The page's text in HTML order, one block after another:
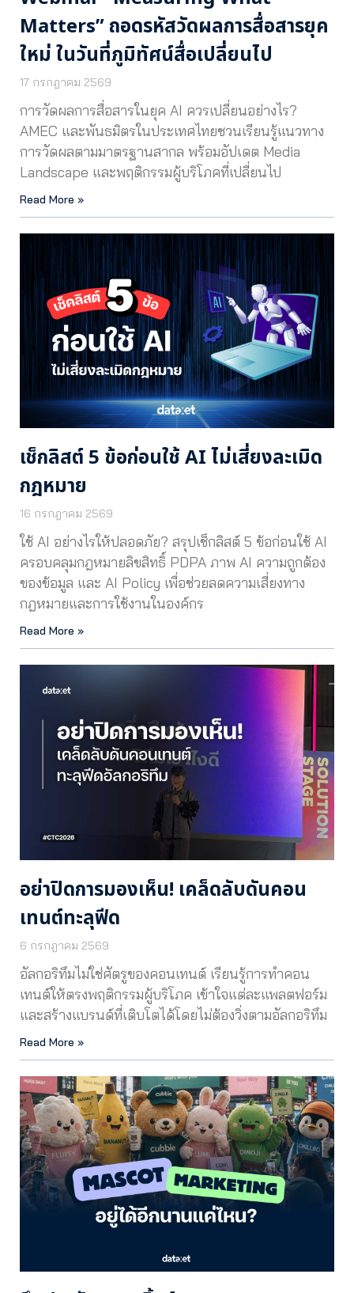
Matters” ถอดรหัสวัดผลการสื่อสารยุค
ใหม่ ในวันที่ภูมิทัศน์สื่อเปลี่ยนไป
17 กรกฎาคม 2569
การวัดผลการสื่อสารในยุค AI ควรเปลี่ยนอย่างไร?
AMEC และพันธมิตรในประเทศไทยชวนเรียนรู้แนวทาง
การวัดผลตามมาตรฐานสากล พร้อมอัปเดต Media
Landscape และพฤติกรรมผู้บริโภคที่เปลี่ยนไป
Read More »
เช็กลิสต์ 5 ข้อก่อนใช้ AI ไม่เสี่ยงละเมิด
กฎหมาย
16 กรกฎาคม 2569
ใช้ AI อย่างไรให้ปลอดภัย? สรุปเช็กลิสต์ 5 ข้อก่อนใช้ AI
ครอบคลุมกฎหมายลิขสิทธิ์ PDPA ภาพ AI ความถูกต้อง
ของข้อมูล และ AI Policy เพื่อช่วยลดความเสี่ยงทาง
กฎหมายและการใช้งานในองค์กร
Read More »
อย่าปิดการมองเห็น! เคล็ดลับดันคอน
เทนต์ทะลุฟีด
6 กรกฎาคม 2569
อัลกอริทึมไม่ใช่ศัตรูของคอนเทนต์ เรียนรู้การทำคอน
เทนต์ให้ตรงพฤติกรรมผู้บริโภค เข้าใจแต่ละแพลตฟอร์ม
และสร้างแบรนด์ที่เติบโตได้โดยไม่ต้องวิ่งตามอัลกอริทึม
Read More »